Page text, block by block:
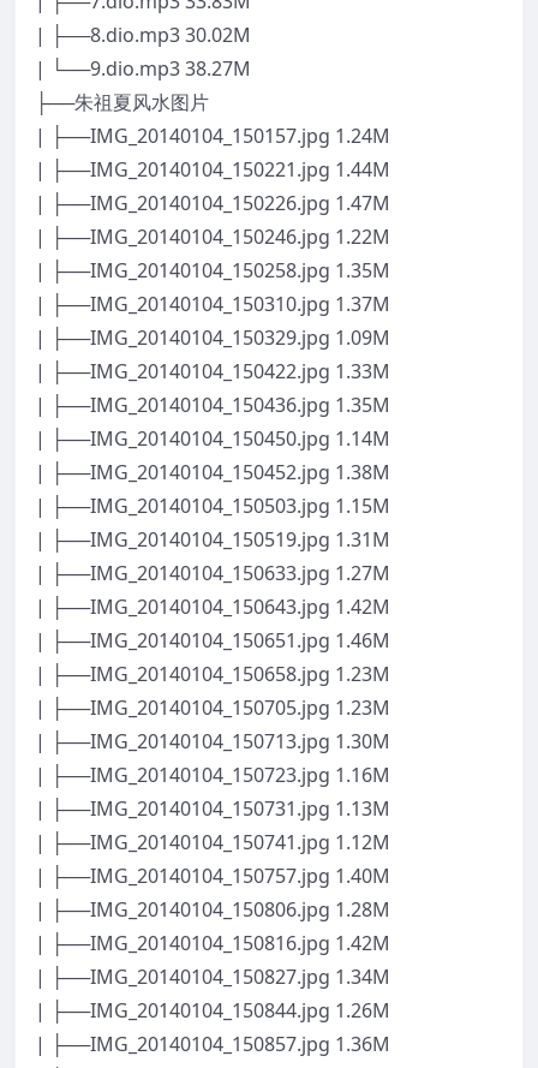
| ├──8.dio.mp3 30.02M
| └──9.dio.mp3 38.27M
├──朱祖夏风水图片
| ├──IMG_20140104_150157.jpg 1.24M
| ├──IMG_20140104_150221.jpg 1.44M
| ├──IMG_20140104_150226.jpg 1.47M
| ├──IMG_20140104_150246.jpg 1.22M
| ├──IMG_20140104_150258.jpg 1.35M
| ├──IMG_20140104_150310.jpg 1.37M
| ├──IMG_20140104_150329.jpg 1.09M
| ├──IMG_20140104_150422.jpg 1.33M
| ├──IMG_20140104_150436.jpg 1.35M
| ├──IMG_20140104_150450.jpg 1.14M
| ├──IMG_20140104_150452.jpg 1.38M
| ├──IMG_20140104_150503.jpg 1.15M
| ├──IMG_20140104_150519.jpg 1.31M
| ├──IMG_20140104_150633.jpg 1.27M
| ├──IMG_20140104_150643.jpg 1.42M
| ├──IMG_20140104_150651.jpg 1.46M
| ├──IMG_20140104_150658.jpg 1.23M
| ├──IMG_20140104_150705.jpg 1.23M
| ├──IMG_20140104_150713.jpg 1.30M
| ├──IMG_20140104_150723.jpg 1.16M
| ├──IMG_20140104_150731.jpg 1.13M
| ├──IMG_20140104_150741.jpg 1.12M
| ├──IMG_20140104_150757.jpg 1.40M
| ├──IMG_20140104_150806.jpg 1.28M
| ├──IMG_20140104_150816.jpg 1.42M
| ├──IMG_20140104_150827.jpg 1.34M
| ├──IMG_20140104_150844.jpg 1.26M
| ├──IMG_20140104_150857.jpg 1.36M